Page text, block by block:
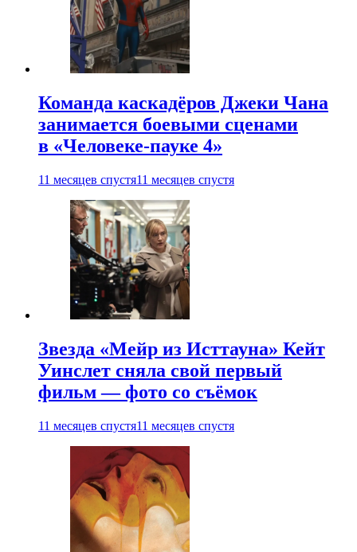
Команда каскадёров Джеки Чана
занимается боевыми сценами
в «Человеке-пауке 4»
11 месяцев спустя11 месяцев спустя
Звезда «Мейр из Исттауна» Кейт
Уинслет сняла свой первый
фильм — фото со съёмок
11 месяцев спустя11 месяцев спустя